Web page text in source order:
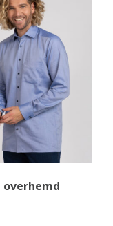
tot €199,95
overhemd